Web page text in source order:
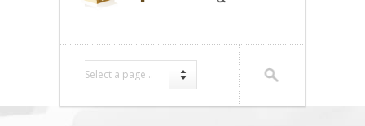
Select a page...